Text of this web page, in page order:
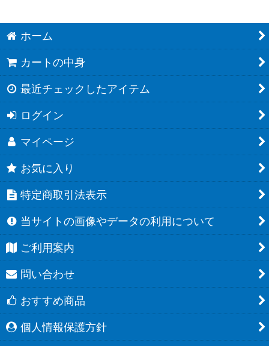
ホーム
カートの中身
最近チェックしたアイテム
ログイン
マイページ
お気に入り
特定商取引法表示
当サイトの画像やデータの利用について
ご利用案内
問い合わせ
おすすめ商品
個人情報保護方針